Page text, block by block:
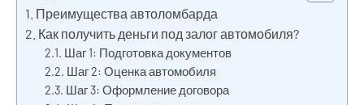
Преимущества автоломбарда
Как получить деньги под залог автомобиля?
Шаг 1: Подготовка документов
Шаг 2: Оценка автомобиля
Шаг 3: Оформление договора